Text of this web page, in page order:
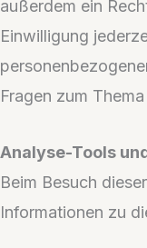
außerdem ein
Einwilligung
Fragen zum
Analyse-Tools
Beim Besuch
Informationen zu